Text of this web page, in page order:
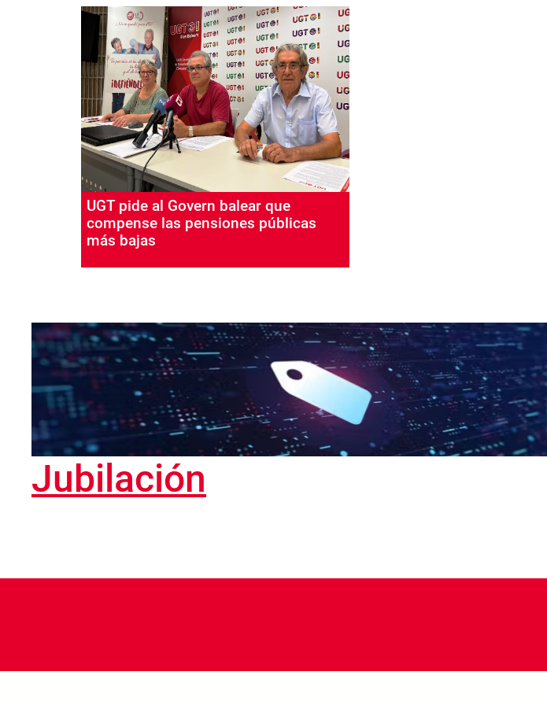
UGT pide al Govern balear que
compense las pensiones públicas
más bajas
Jubilación